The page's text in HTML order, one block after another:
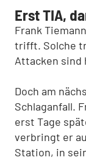
Erst TIA,
Frank
trifft. Solche
Attacken sind
Doch am
Schlaganfall.
erst Tage
verbringt er
Station, in